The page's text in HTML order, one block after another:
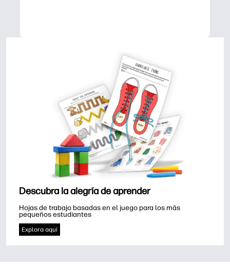
Descubra la alegría de aprender
Hojas de trabajo basadas en el juego para los más
pequeños estudiantes
Explora aquí